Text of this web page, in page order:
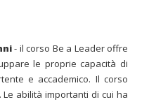
- il corso Be a Leader offre
le proprie capacità di
e accademico. Il corso
abilità importanti di cui ha